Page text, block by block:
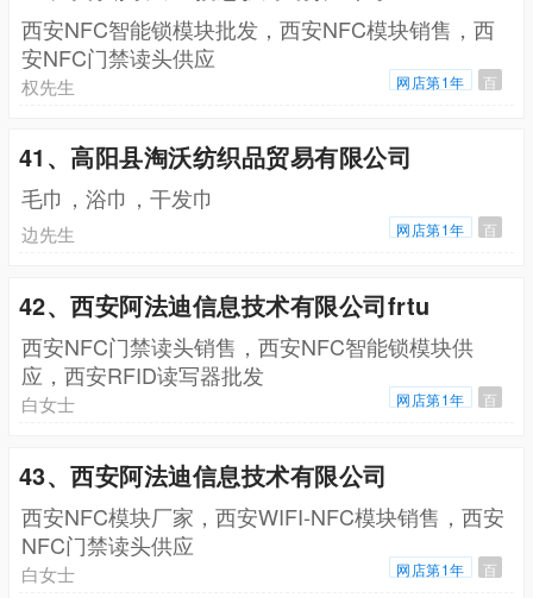
西安NFC智能锁模块批发，西安NFC模块销售，西
安NFC门禁读头供应
权先生 网店第1年 百
41、高阳县淘沃纺织品贸易有限公司
毛巾，浴巾，干发巾
边先生 网店第1年 百
42、西安阿法迪信息技术有限公司frtu
西安NFC门禁读头销售，西安NFC智能锁模块供
应，西安RFID读写器批发
白女士 网店第1年 百
43、西安阿法迪信息技术有限公司
西安NFC模块厂家，西安WIFI-NFC模块销售，西安
NFC门禁读头供应
白女士 网店第1年 百